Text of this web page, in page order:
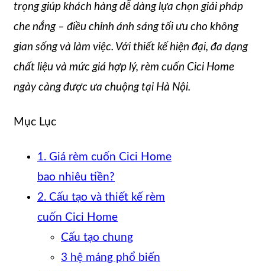
trọng giúp khách hàng dễ dàng lựa chọn giải pháp
che nắng – điều chỉnh ánh sáng tối ưu cho không
gian sống và làm việc. Với thiết kế hiện đại, đa dạng
chất liệu và mức giá hợp lý, rèm cuốn Cici Home
ngày càng được ưa chuộng tại Hà Nội.
Mục Lục
1. Giá rèm cuốn Cici Home
bao nhiêu tiền?
2. Cấu tạo và thiết kế rèm
cuốn Cici Home
Cấu tạo chung
3 hệ máng phổ biến